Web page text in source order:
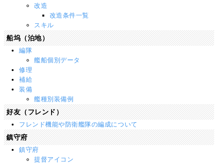
改造
改造条件一覧
スキル
船坞（泊地）
編隊
艦船個別データ
修理
補給
装備
艦種別装備例
好友（フレンド）
フレンド機能や防衛艦隊の編成について
鎮守府
鎮守府
提督アイコン